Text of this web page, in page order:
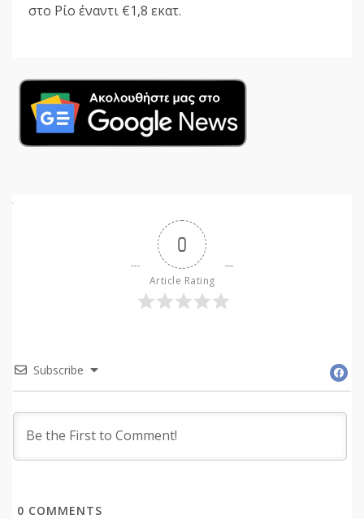
στο Ρίο έναντι €1,8 εκατ.
0
Article Rating
Subscribe
0 COMMENTS